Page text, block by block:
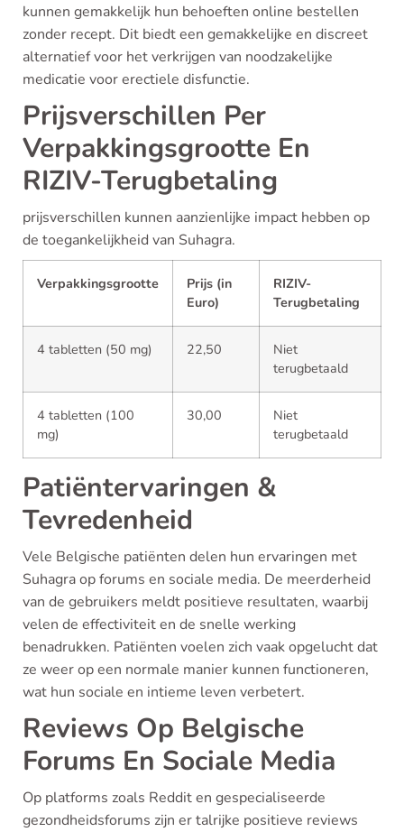
kunnen gemakkelijk hun behoeften online bestellen
zonder recept. Dit biedt een gemakkelijke en discreet
alternatief voor het verkrijgen van noodzakelijke
medicatie voor erectiele disfunctie.
Prijsverschillen Per
Verpakkingsgrootte En
RIZIV-Terugbetaling
prijsverschillen kunnen aanzienlijke impact hebben op
de toegankelijkheid van Suhagra.
Verpakkingsgrootte
Prijs (in
Euro)
RIZIV-
Terugbetaling
4 tabletten (50 mg) 22,50
Niet
terugbetaald
4 tabletten (100
mg)
30,00
Niet
terugbetaald
Patiëntervaringen &
Tevredenheid
Vele Belgische patiënten delen hun ervaringen met
Suhagra op forums en sociale media. De meerderheid
van de gebruikers meldt positieve resultaten, waarbij
velen de effectiviteit en de snelle werking
benadrukken. Patiënten voelen zich vaak opgelucht dat
ze weer op een normale manier kunnen functioneren,
wat hun sociale en intieme leven verbetert.
Reviews Op Belgische
Forums En Sociale Media
Op platforms zoals Reddit en gespecialiseerde
gezondheidsforums zijn er talrijke positieve reviews